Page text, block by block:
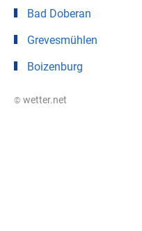
Bad Doberan
Grevesmühlen
Boizenburg
© wetter.net